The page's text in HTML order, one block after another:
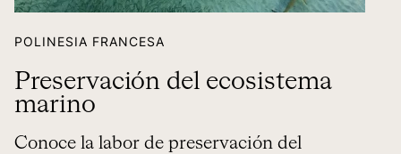
POLINESIA FRANCESA
Preservación del ecosistema
marino
Conoce la labor de preservación del